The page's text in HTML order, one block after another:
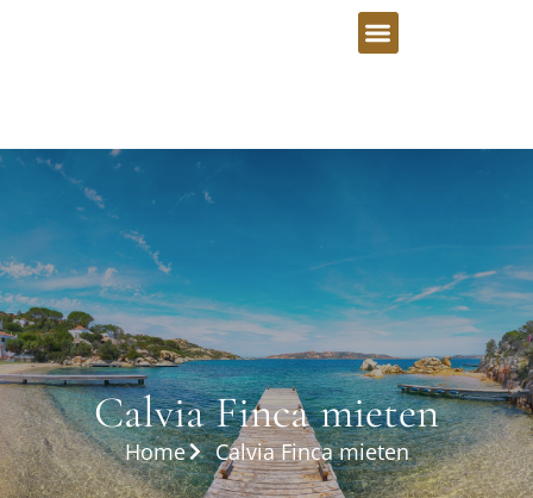
Calvia Finca mieten
Home Calvia Finca mieten